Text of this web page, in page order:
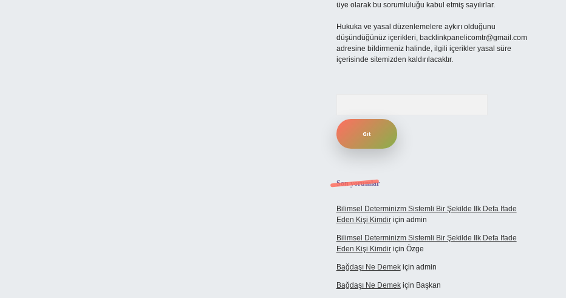
üye olarak bu sorumluluğu kabul etmiş sayılırlar.
Hukuka ve yasal düzenlemelere aykırı olduğunu
düşündüğünüz içerikleri, backlinkpanelicomtr@gmail.com
adresine bildirmeniz halinde, ilgili içerikler yasal süre
içerisinde sitemizden kaldırılacaktır.
Son yorumlar
Bilimsel Determinizm Sistemli Bir Şekilde Ilk Defa Ifade
Eden Kişi Kimdiriçin admin
Bilimsel Determinizm Sistemli Bir Şekilde Ilk Defa Ifade
Eden Kişi Kimdiriçin Özge
Bağdaşı Ne Demekiçin admin
Bağdaşı Ne Demekiçin Başkan